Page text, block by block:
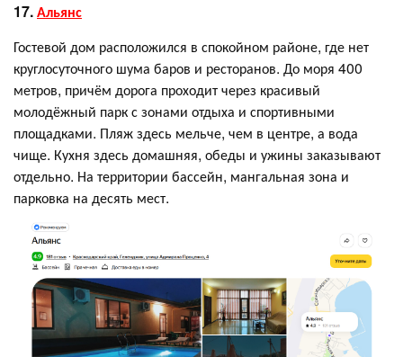
17.Альянс
Гостевой дом расположился в спокойном районе, где нет
круглосуточного шума баров и ресторанов. До моря 400
метров, причём дорога проходит через красивый
молодёжный парк с зонами отдыха и спортивными
площадками. Пляж здесь мельче, чем в центре, а вода
чище. Кухня здесь домашняя, обеды и ужины заказывают
отдельно. На территории бассейн, мангальная зона и
парковка на десять мест.